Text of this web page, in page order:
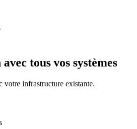
tous vos systèmes
votre infrastructure existante.